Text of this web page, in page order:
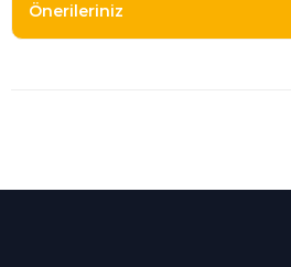
Önerileriniz
Alışveriş